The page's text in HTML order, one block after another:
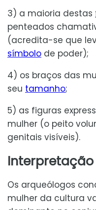
3) a maioria destas
penteados
(acredita-se que
símbolo de poder);
4) os braços das
seu tamanho;
5) as figuras
mulher (o peito
genitais visíveis).
Os arqueólogos
mulher da cultura